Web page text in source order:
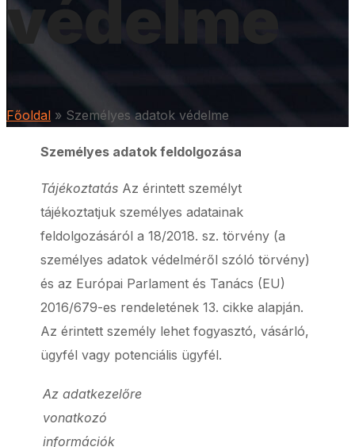
védelme
Főoldal » Személyes adatok védelme
Személyes adatok feldolgozása
Tájékoztatás Az érintett személyt
tájékoztatjuk személyes adatainak
feldolgozásáról a 18/2018. sz. törvény (a
személyes adatok védelméről szóló törvény)
és az Európai Parlament és Tanács (EU)
2016/679-es rendeletének 13. cikke alapján.
Az érintett személy lehet fogyasztó, vásárló,
ügyfél vagy potenciális ügyfél.
Az adatkezelőre
vonatkozó
információk